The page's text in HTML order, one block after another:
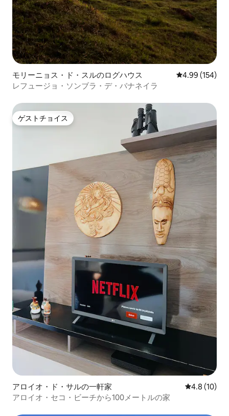
モリーニョス・ド・スルのログハウス レビュー154
4.99 (154)
レフュージョ・ソンブラ・デ・バナネイラ
ゲストチョイス
ゲストチョイス
アロイオ・ド・サルの一軒家 レビュー10
4.8 (10)
アロイオ・セコ・ビーチから100メートルの家